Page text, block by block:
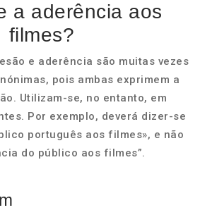
a aderência aos
filmes?
e aderência são muitas vezes
pois ambas exprimem a
Utilizam-se, no entanto, em
Por exemplo, deverá dizer-se
português aos filmes», e não
do público aos filmes”.